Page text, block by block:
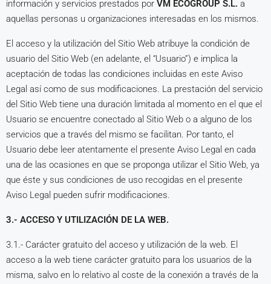
información y servicios prestados por VM ECOGROUP S.L. a
aquellas personas u organizaciones interesadas en los mismos.
El acceso y la utilización del Sitio Web atribuye la condición de
usuario del Sitio Web (en adelante, el “Usuario”) e implica la
aceptación de todas las condiciones incluidas en este Aviso
Legal así como de sus modificaciones. La prestación del servicio
del Sitio Web tiene una duración limitada al momento en el que el
Usuario se encuentre conectado al Sitio Web o a alguno de los
servicios que a través del mismo se facilitan. Por tanto, el
Usuario debe leer atentamente el presente Aviso Legal en cada
una de las ocasiones en que se proponga utilizar el Sitio Web, ya
que éste y sus condiciones de uso recogidas en el presente
Aviso Legal pueden sufrir modificaciones.
3.- ACCESO Y UTILIZACIÓN DE LA WEB.
3.1.- Carácter gratuito del acceso y utilización de la web. El
acceso a la web tiene carácter gratuito para los usuarios de la
misma, salvo en lo relativo al coste de la conexión a través de la